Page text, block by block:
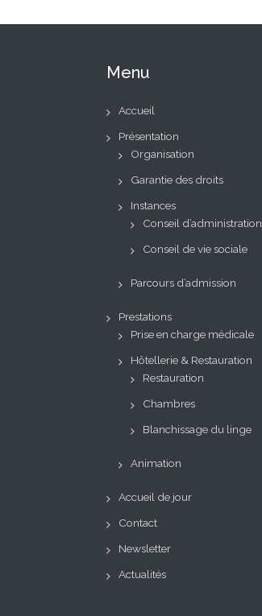
Menu
Accueil
Présentation
Organisation
Garantie des droits
Instances
Conseil d’administration
Conseil de vie sociale
Parcours d’admission
Prestations
Prise en charge médicale
Hôtellerie & Restauration
Restauration
Chambres
Blanchissage du linge
Animation
Accueil de jour
Contact
Newsletter
Actualités